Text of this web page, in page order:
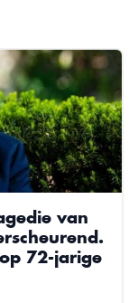
van
72-jarige